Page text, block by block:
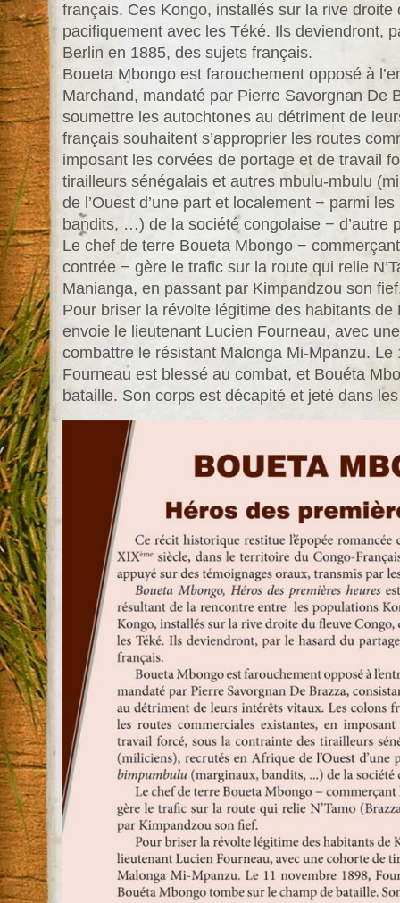
français. Ces Kongo, installés sur la rive
pacifiquement avec les Téké. Ils deviendront,
Berlin en 1885, des sujets français.
Boueta Mbongo est farouchement opposé à
Marchand, mandaté par Pierre Savorgnan De
soumettre les autochtones au détriment de
français souhaitent s’approprier les routes
imposant les corvées de portage et de travail
tirailleurs sénégalais et autres mbulu-mbulu
de l’Ouest d’une part et localement − parmi
bandits, …) de la société congolaise − d’autre
Le chef de terre Boueta Mbongo −
contrée − gère le trafic sur la route qui relie
Manianga, en passant par Kimpandzou son
Pour briser la révolte légitime des habitants de
envoie le lieutenant Lucien Fourneau, avec
combattre le résistant Malonga Mi-Mpanzu. Le
Fourneau est blessé au combat, et Bouéta
bataille. Son corps est décapité et jeté dans